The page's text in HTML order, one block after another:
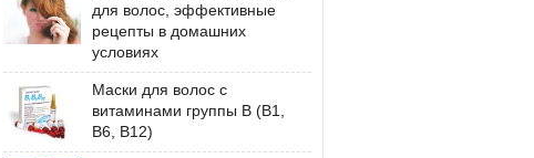
для волос, эффективные
рецепты в домашних
условиях
Маски для волос с
витаминами группы В (В1,
В6, В12)